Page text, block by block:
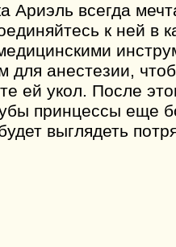
Ариэль всегда
к ней в
для анестезии,
ей укол. После
принцессы еще
выглядеть